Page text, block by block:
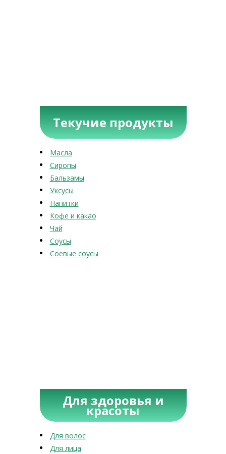
Текучие продукты
Масла
Сиропы
Бальзамы
Уксусы
Напитки
Кофе и какао
Чай
Соусы
Соевые соусы
Для здоровья и
красоты
Для волос
Для лица